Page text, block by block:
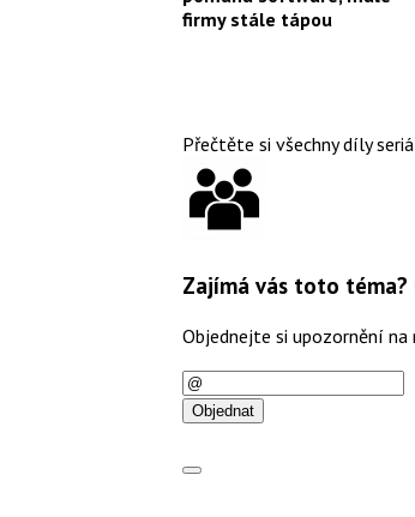
firmy stále tápou
Přečtěte si všechny díly
Zajímá vás toto téma?
Objednejte si upozornění na
E-
mail
Objednat